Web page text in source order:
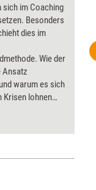
sich im Coaching
Besonders
dies im
Wie der
Ansatz
warum es sich
Krisen lohnen
Coaching zu